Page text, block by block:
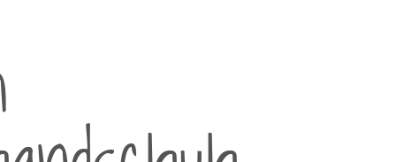
-sprudler
und Ersatzbürsten
Badezimmer-Artikel